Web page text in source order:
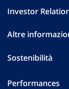
Investor
Altre
Sostenibilità
Performances